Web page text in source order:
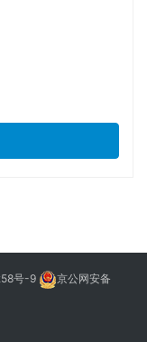
号-9
京公网安备